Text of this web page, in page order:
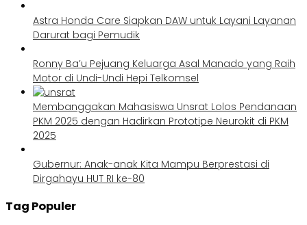
Astra Honda Care Siapkan DAW untuk Layani Layanan
Darurat bagi Pemudik
Ronny Ba’u Pejuang Keluarga Asal Manado yang Raih
Motor di Undi-Undi Hepi Telkomsel
Membanggakan Mahasiswa Unsrat Lolos Pendanaan
PKM 2025 dengan Hadirkan Prototipe Neurokit di PKM
2025
Gubernur: Anak-anak Kita Mampu Berprestasi di
Dirgahayu HUT RI ke-80
Tag Populer